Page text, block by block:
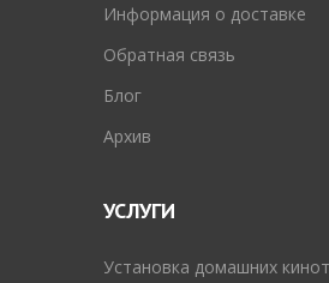
Информация о доставке
Обратная связь
Блог
Архив
УСЛУГИ
Установка домашних